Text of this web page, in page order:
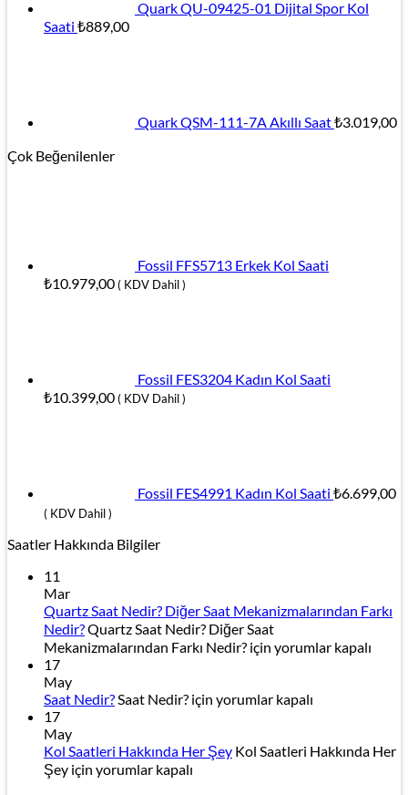
Quark QU-09425-01 Dijital Spor Kol
Saati ₺889,00
Quark QSM-111-7A Akıllı Saat₺3.019,00
Çok Beğenilenler
Fossil FFS5713 Erkek Kol Saati
₺10.979,00( KDV Dahil )
Fossil FES3204 Kadın Kol Saati
₺10.399,00( KDV Dahil )
Fossil FES4991 Kadın Kol Saati ₺6.699,00
( KDV Dahil )
Saatler Hakkında Bilgiler
11
Mar
Quartz Saat Nedir? Diğer Saat Mekanizmalarından Farkı
Nedir?Quartz Saat Nedir? Diğer Saat
Mekanizmalarından Farkı Nedir? için yorumlar kapalı
17
May
Saat Nedir?Saat Nedir? için yorumlar kapalı
17
May
Kol Saatleri Hakkında Her Şey Kol Saatleri Hakkında Her
Şey için yorumlar kapalı